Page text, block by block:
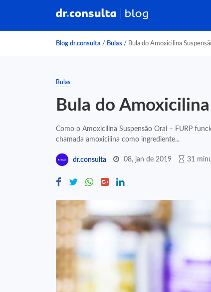
Blog dr.consulta / Bulas / Bula do Amoxicilina
Bulas
Bula do
Como o Amoxicilina Suspensão Oral – FURP
chamada amoxicilina como ingrediente...
dr.consulta 08, jan de 2019 31